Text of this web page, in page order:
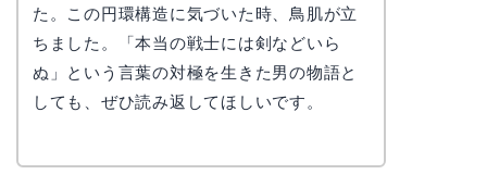
た。この円環構造に気づいた時、鳥肌が立
ちました。「本当の戦士には剣などいら
ぬ」という言葉の対極を生きた男の物語と
しても、ぜひ読み返してほしいです。